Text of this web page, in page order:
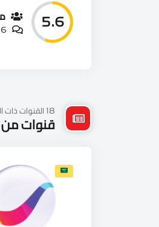
5.6
18 القنوات ذات الصلة
قنوات